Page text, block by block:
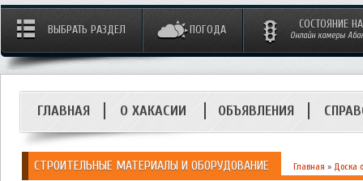
ВЫБРАТЬ РАЗДЕЛ ПОГОДА СОСТОЯНИЕ
Онлайн камеры
ГЛАВНАЯ О ХАКАСИИ ОБЪЯВЛЕНИЯ
СТРОИТЕЛЬНЫЕ МАТЕРИАЛЫ И ОБОРУДОВАНИЕ Главная » Доска